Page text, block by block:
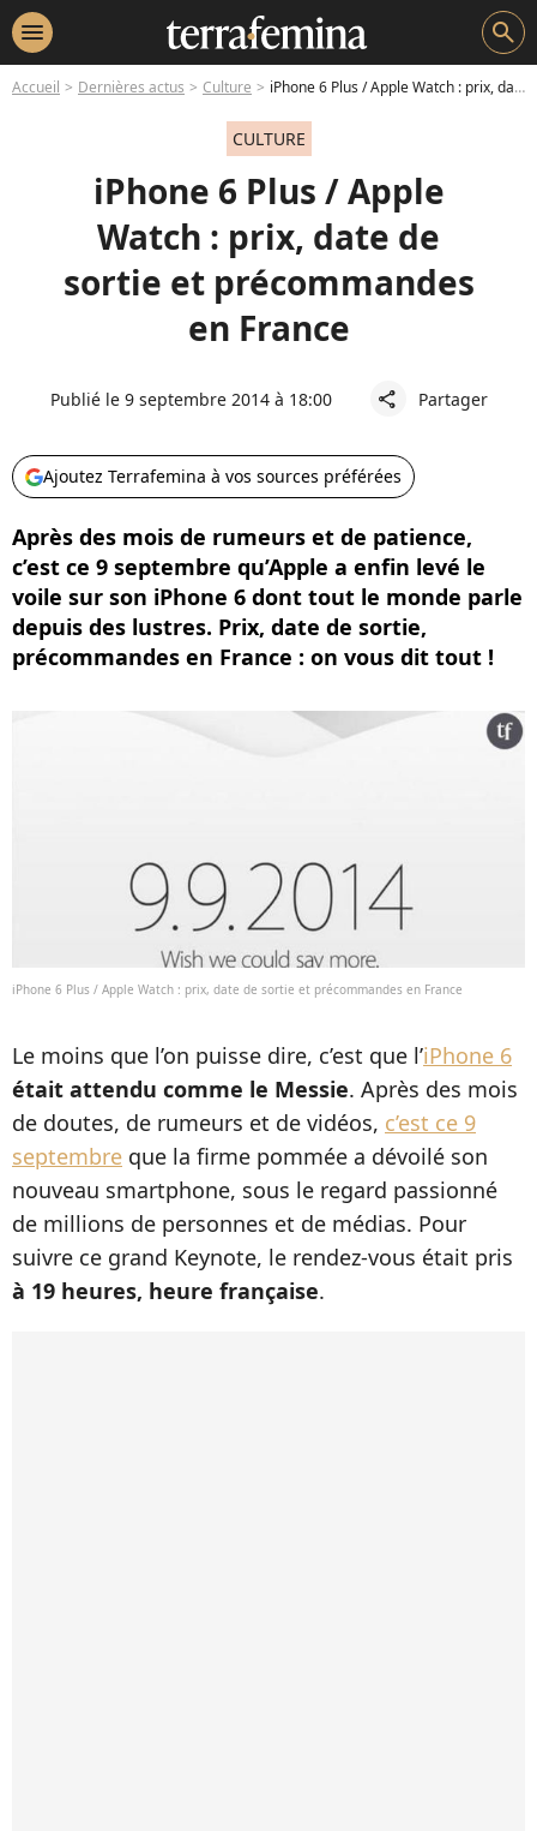
menu search
Accueil Dernières actus Culture iPhone 6 Plus / Apple Watch : prix, date de sortie et précommandes en France
CULTURE
iPhone 6 Plus / Apple
Watch : prix, date de
sortie et précommandes
en France
Publié le 9 septembre 2014 à 18:00 share Partager
Ajoutez Terrafemina à vos sources préférées
Après des mois de rumeurs et de patience,
c’est ce 9 septembre qu’Apple a enfin levé le
voile sur son iPhone 6 dont tout le monde parle
depuis des lustres. Prix, date de sortie,
précommandes en France : on vous dit tout !
iPhone 6 Plus / Apple Watch : prix, date de sortie et précommandes en France
Le moins que l’on puisse dire, c’est que l’iPhone 6
était attendu comme le Messie. Après des mois
de doutes, de rumeurs et de vidéos, c’est ce 9
septembre que la firme pommée a dévoilé son
nouveau smartphone, sous le regard passionné
de millions de personnes et de médias. Pour
suivre ce grand Keynote, le rendez-vous était pris
à 19 heures, heure française.